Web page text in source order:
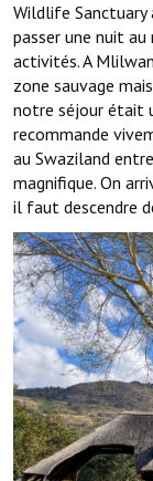
Wildlife Sanctuary
passer une nuit au
activités. A
zone sauvage
notre séjour était
recommande
au Swaziland
magnifique. On
il faut descendre